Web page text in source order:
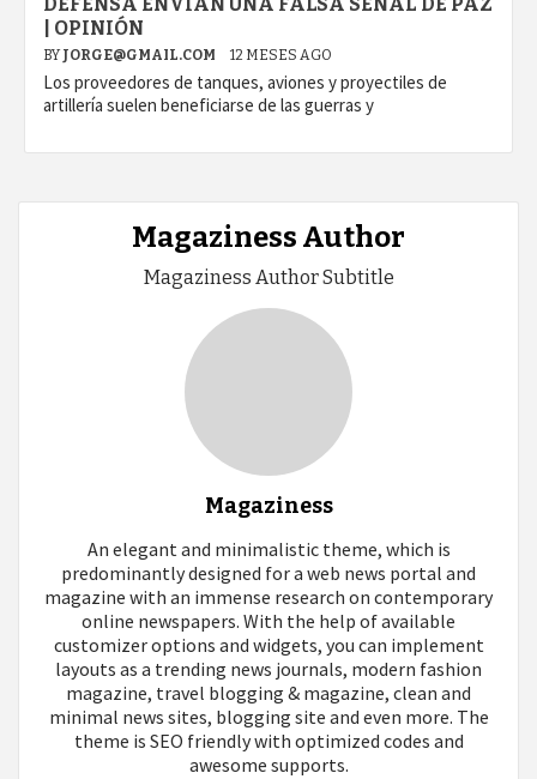
| OPINIÓN
BY JORGE@GMAIL.COM 12 MESES AGO
Los proveedores de tanques, aviones y proyectiles de
artillería suelen beneficiarse de las guerras y
Magaziness Author
Magaziness Author Subtitle
Magaziness
An elegant and minimalistic theme, which is
predominantly designed for a web news portal and
magazine with an immense research on contemporary
online newspapers. With the help of available
customizer options and widgets, you can implement
layouts as a trending news journals, modern fashion
magazine, travel blogging & magazine, clean and
minimal news sites, blogging site and even more. The
theme is SEO friendly with optimized codes and
awesome supports.